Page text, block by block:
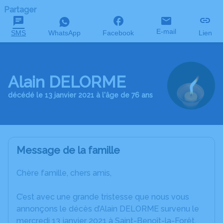
Partager
SMS WhatsApp Facebook E-mail Lien
Alain DELORME
décédé le 13 janvier 2021 à l'âge de 76 ans
Message de la famille
Chère famille, chers amis,
C’est avec une grande tristesse que nous vous
annonçons le décès d’Alain DELORME survenu le
mercredi 13 janvier 2021 à Saint-Benoît-la-Forêt.